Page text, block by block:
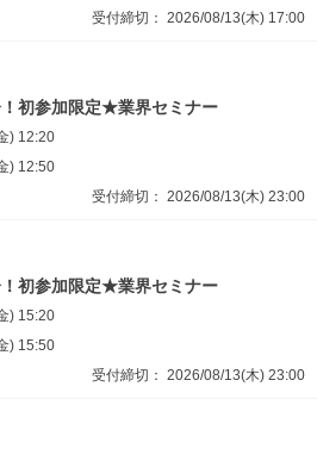
受付締切： 2026/08/13(木) 17:00
初参加限定★業界セミナー
) 12:20
) 12:50
受付締切： 2026/08/13(木) 23:00
初参加限定★業界セミナー
) 15:20
) 15:50
受付締切： 2026/08/13(木) 23:00